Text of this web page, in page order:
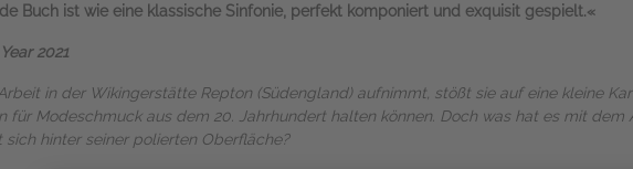
Buch ist wie eine klassische Sinfonie, perfekt komponiert und exquisit gespielt.«
2021
in der Wikingerstätte Repton (Südengland) aufnimmt, stößt sie auf eine kleine
für Modeschmuck aus dem 20. Jahrhundert halten können. Doch was hat es mit
sich hinter seiner polierten Oberfläche?